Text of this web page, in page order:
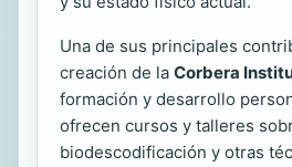
Una de sus principales
creación de la Corbera
formación y desarrollo
ofrecen cursos y talleres
biodescodificación y otras